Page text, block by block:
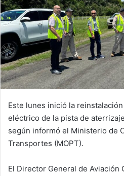
Este lunes inició la
eléctrico de la pista de
según informó el Ministerio de
Transportes (MOPT).
El Director General de Aviación